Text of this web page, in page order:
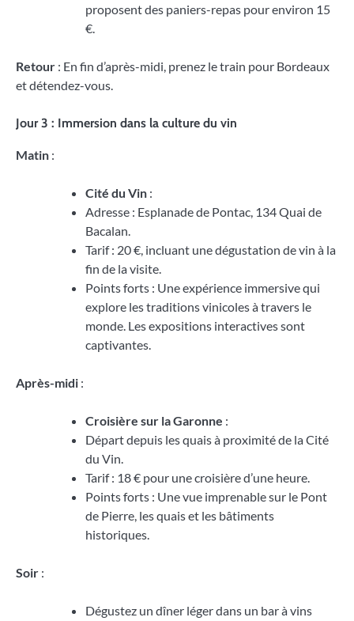
proposent des paniers-repas pour environ 15
€.
Retour : En fin d’après-midi, prenez le train pour Bordeaux
et détendez-vous.
Jour 3 : Immersion dans la culture du vin
Matin :
Cité du Vin :
Adresse : Esplanade de Pontac, 134 Quai de
Bacalan.
Tarif : 20 €, incluant une dégustation de vin à la
fin de la visite.
Points forts : Une expérience immersive qui
explore les traditions vinicoles à travers le
monde. Les expositions interactives sont
captivantes.
Après-midi :
Croisière sur la Garonne :
Départ depuis les quais à proximité de la Cité
du Vin.
Tarif : 18 € pour une croisière d’une heure.
Points forts : Une vue imprenable sur le Pont
de Pierre, les quais et les bâtiments
historiques.
Soir :
Dégustez un dîner léger dans un bar à vins